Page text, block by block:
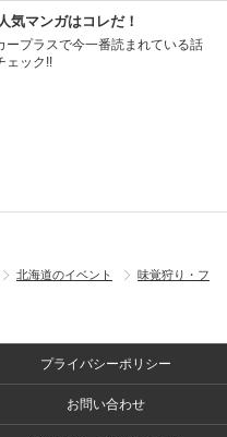
気マンガはコレだ！
ープラスで今一番読まれている話
ェック!!
北海道のイベント
味覚狩り・フ
プライバシーポリシー
お問い合わせ